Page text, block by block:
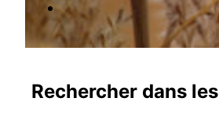
Rechercher dans